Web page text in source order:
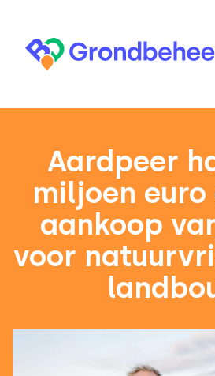
Aardpeer
miljoen
aankoop
voor